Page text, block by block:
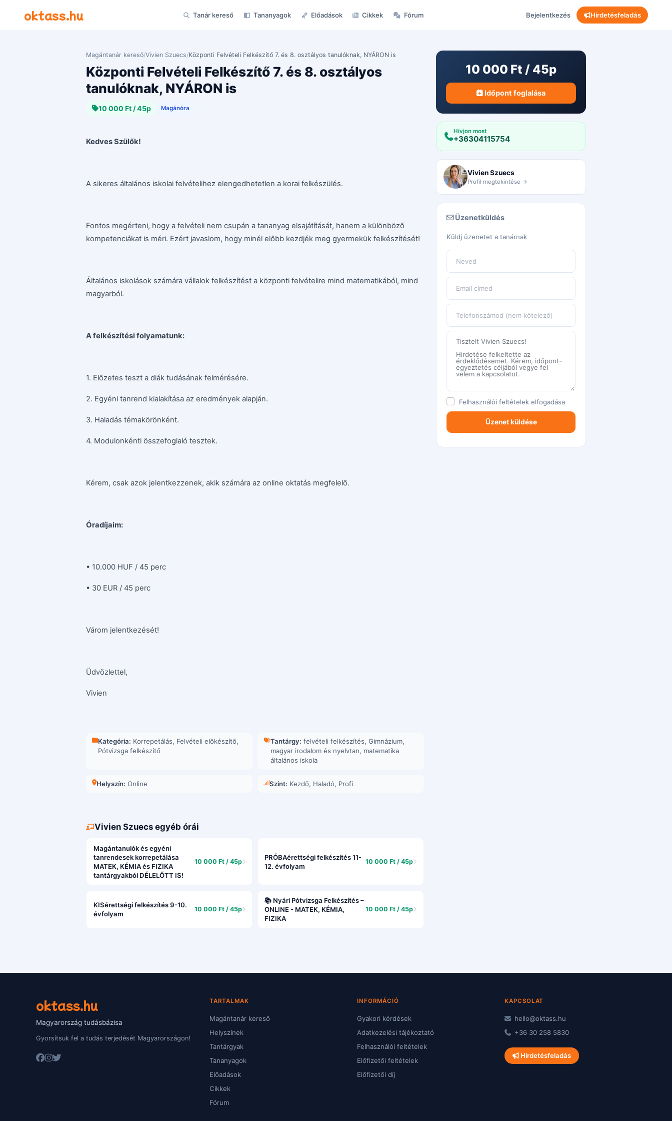
oktass.hu Tanár kereső Tananyagok Előadások Cikkek Fórum Bejelentkezés Hirdetésfeladás
Magántanár kereső/Vivien Szuecs/Központi Felvételi Felkészítő 7. és 8. osztályos tanulóknak, NYÁRON is
Központi Felvételi Felkészítő 7. és 8. osztályos
tanulóknak, NYÁRON is
10 000 Ft / 45p Magánóra
Kedves Szülők!
A sikeres általános iskolai felvételihez elengedhetetlen a korai felkészülés.
Fontos megérteni, hogy a felvételi nem csupán a tananyag elsajátítását, hanem a különböző
kompetenciákat is méri. Ezért javaslom, hogy minél előbb kezdjék meg gyermekük felkészítését!
Általános iskolások számára vállalok felkészítést a központi felvételire mind matematikából, mind
magyarból.
A felkészítési folyamatunk:
1. Előzetes teszt a diák tudásának felmérésére.
2. Egyéni tanrend kialakítása az eredmények alapján.
3. Haladás témakörönként.
4. Modulonkénti összefoglaló tesztek.
Kérem, csak azok jelentkezzenek, akik számára az online oktatás megfelelő.
Óradíjaim:
• 10.000 HUF / 45 perc
• 30 EUR / 45 perc
Várom jelentkezését!
Üdvözlettel,
Vivien
Kategória: Korrepetálás, Felvételi előkészítő,
Pótvizsga felkészítő
Tantárgy: felvételi felkészítés, Gimnázium,
magyar irodalom és nyelvtan, matematika
általános iskola
Helyszín: Online Szint: Kezdő, Haladó, Profi
Vivien Szuecs egyéb órái
Magántanulók és egyéni
tanrendesek korrepetálása
MATEK, KÉMIA és FIZIKA
tantárgyakból DÉLELŐTT IS!
10 000 Ft / 45p
PRÓBAérettségi felkészítés 11-
12. évfolyam
10 000 Ft / 45p
KISérettségi felkészítés 9-10.
évfolyam
10 000 Ft / 45p
📚 Nyári Pótvizsga Felkészítés –
ONLINE - MATEK, KÉMIA,
FIZIKA
10 000 Ft / 45p
10 000 Ft / 45p
Időpont foglalása
Hívjon most
+36304115754
Vivien Szuecs
Profil megtekintése →
Üzenetküldés
Küldj üzenetet a tanárnak
Felhasználói feltételek elfogadása
oktass.hu
Magyarország tudásbázisa
Gyorsítsuk fel a tudás terjedését Magyarországon!
TARTALMAK
Magántanár kereső
Helyszínek
Tantárgyak
Tananyagok
Előadások
Cikkek
Fórum
INFORMÁCIÓ
Gyakori kérdések
Adatkezelési tájékoztató
Felhasználói feltételek
Előfizetői feltételek
Előfizetői díj
KAPCSOLAT
hello@oktass.hu
+36 30 258 5830
Hirdetésfeladás